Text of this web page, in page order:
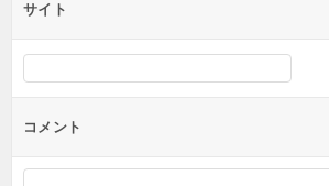
サイト
コメント